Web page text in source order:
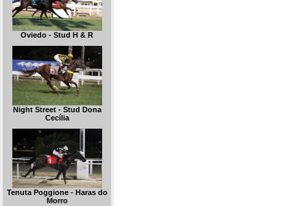
Oviedo - Stud H & R
Night Street - Stud Dona
Cecília
Tenuta Poggione - Haras do
Morro